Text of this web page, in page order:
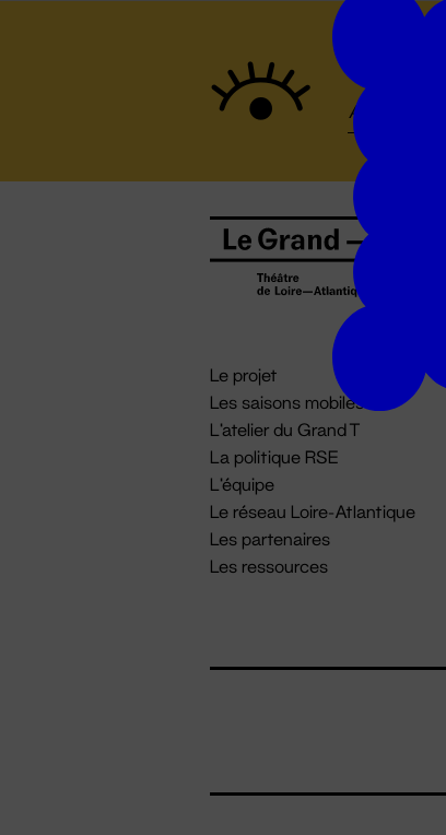
Le projet
Les saisons mobiles
L'atelier du Grand T
La politique RSE
L'équipe
Le réseau Loire-Atlantique
Les partenaires
Les ressources